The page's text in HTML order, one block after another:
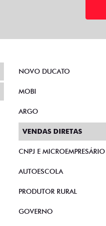
NOVO DUCATO
MOBI
ARGO
VENDAS DIRETAS
CNPJ E MICROEMPRESÁRIO
AUTOESCOLA
PRODUTOR RURAL
GOVERNO